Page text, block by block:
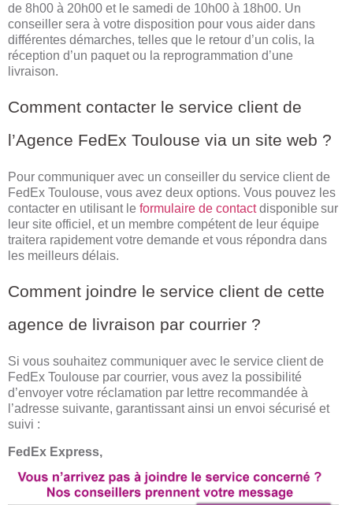
de 8h00 à 20h00 et le samedi de 10h00 à 18h00. Un
conseiller sera à votre disposition pour vous aider dans
différentes démarches, telles que le retour d’un colis, la
réception d’un paquet ou la reprogrammation d’une
livraison.
Comment contacter le service client de
l’Agence FedEx Toulouse via un site web ?
Pour communiquer avec un conseiller du service client de
FedEx Toulouse, vous avez deux options. Vous pouvez les
contacter en utilisant le formulaire de contactdisponible sur
leur site officiel, et un membre compétent de leur équipe
traitera rapidement votre demande et vous répondra dans
les meilleurs délais.
Comment joindre le service client de cette
agence de livraison par courrier ?
Si vous souhaitez communiquer avec le service client de
FedEx Toulouse par courrier, vous avez la possibilité
d’envoyer votre réclamation par lettre recommandée à
l’adresse suivante, garantissant ainsi un envoi sécurisé et
suivi :
FedEx Express,